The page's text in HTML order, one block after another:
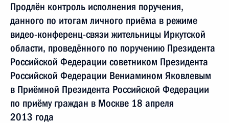
Продлён контроль исполнения поручения,
данного по итогам личного приёма в режиме
видео-конференц-связи жительницы Иркутской
области, проведённого по поручению Президента
Российской Федерации советником Президента
Российской Федерации Вениамином Яковлевым
в Приёмной Президента Российской Федерации
по приёму граждан в Москве 18 апреля
2013 года